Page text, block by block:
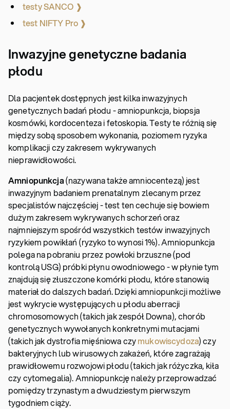
testy SANCO ❱
test NIFTY Pro ❱
Inwazyjne genetyczne badania
płodu
Dla pacjentek dostępnych jest kilka inwazyjnych
genetycznych badań płodu - amniopunkcja, biopsja
kosmówki, kordocenteza i fetoskopia. Testy te różnią się
między sobą sposobem wykonania, poziomem ryzyka
komplikacji czy zakresem wykrywanych
nieprawidłowości.
Amniopunkcja(nazywana także amniocentezą) jest
inwazyjnym badaniem prenatalnym zlecanym przez
specjalistów najczęściej - test ten cechuje się bowiem
dużym zakresem wykrywanych schorzeń oraz
najmniejszym spośród wszystkich testów inwazyjnych
ryzykiem powikłań (ryzyko to wynosi 1%). Amniopunkcja
polega na pobraniu przez powłoki brzuszne (pod
kontrolą USG) próbki płynu owodniowego - w płynie tym
znajdują się złuszczone komórki płodu, które stanowią
materiał do dalszych badań. Dzięki amniopunkcji możliwe
jest wykrycie występujących u płodu aberracji
chromosomowych (takich jak zespół Downa), chorób
genetycznych wywołanych konkretnymi mutacjami
(takich jak dystrofia mięśniowa czymukowiscydoza) czy
bakteryjnych lub wirusowych zakażeń, które zagrażają
prawidłowemu rozwojowi płodu (takich jak różyczka, kiła
czy cytomegalia). Amniopunkcję należy przeprowadzać
pomiędzy trzynastym a dwudziestym pierwszym
tygodniem ciąży.